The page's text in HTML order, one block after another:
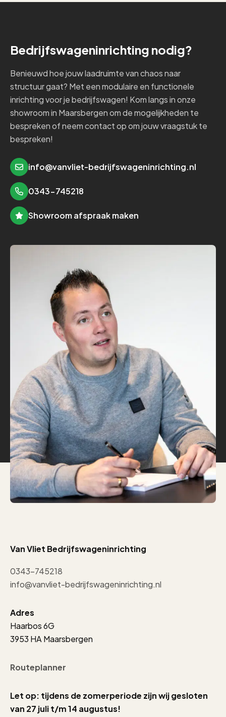
Bedrijfswageninrichting nodig?
Benieuwd hoe jouw laadruimte van chaos naar
structuur gaat? Met een modulaire en functionele
inrichting voor je bedrijfswagen! Kom langs in onze
showroom in Maarsbergen om de mogelijkheden te
bespreken of neem contact op om jouw vraagstuk te
bespreken!
info@vanvliet-bedrijfswageninrichting.nl
0343-745218
Showroom afspraak maken
Van Vliet Bedrijfswageninrichting
0343-745218
info@vanvliet-bedrijfswageninrichting.nl
Adres
Haarbos 6G
3953 HA Maarsbergen
Routeplanner
Let op: tijdens de zomerperiode zijn wij gesloten
van 27 juli t/m 14 augustus!